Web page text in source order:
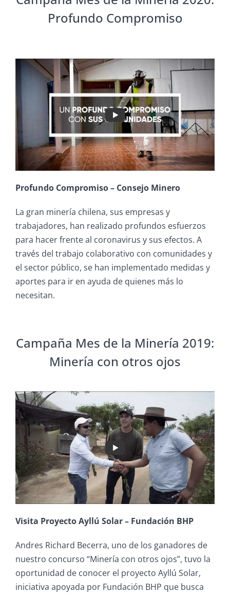
Profundo Compromiso
Profundo Compromiso – Consejo Minero
La gran minería chilena, sus empresas y
trabajadores, han realizado profundos esfuerzos
para hacer frente al coronavirus y sus efectos. A
través del trabajo colaborativo con comunidades y
el sector público, se han implementado medidas y
aportes para ir en ayuda de quienes más lo
necesitan.
Campaña Mes de la Minería 2019:
Minería con otros ojos
Visita Proyecto Ayllú Solar – Fundación BHP
Andres Richard Becerra, uno de los ganadores de
nuestro concurso “Minería con otros ojos”, tuvo la
oportunidad de conocer el proyecto Ayllú Solar,
iniciativa apoyada por Fundación BHP que busca